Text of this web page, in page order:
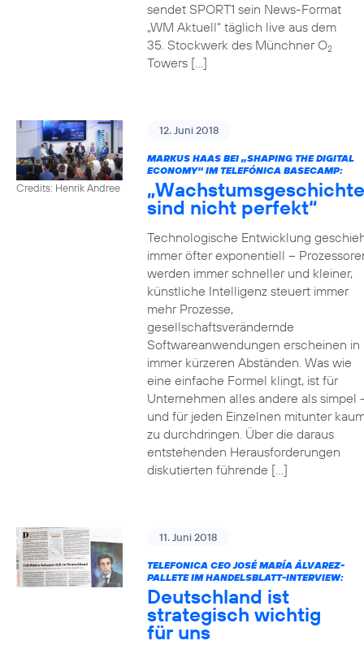
sendet SPORT1 sein News-Format
„WM Aktuell“ täglich live aus dem
35. Stockwerk des Münchner O2
Towers […]
Credits: Henrik Andree
12. Juni 2018
MARKUS HAAS BEI „SHAPING THE DIGITAL
ECONOMY“ IM TELEFÓNICA BASECAMP:
sind nicht perfekt“
Technologische Entwicklung
immer öfter exponentiell –
werden immer schneller und kleiner,
künstliche Intelligenz steuert immer
mehr Prozesse,
gesellschaftsverändernde
Softwareanwendungen erscheinen in
immer kürzeren Abständen. Was wie
eine einfache Formel klingt, ist für
Unternehmen alles andere als simpel
und für jeden Einzelnen mitunter
zu durchdringen. Über die daraus
entstehenden Herausforderungen
diskutierten führende […]
11. Juni 2018
TELEFONICA CEO JOSÉ MARÍA ÁLVAREZ-
PALLETE IM HANDELSBLATT-INTERVIEW:
Deutschland ist
strategisch wichtig
für uns